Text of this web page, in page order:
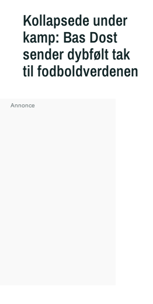
Kollapsede under
kamp: Bas Dost
sender dybfølt tak
til fodboldverdenen